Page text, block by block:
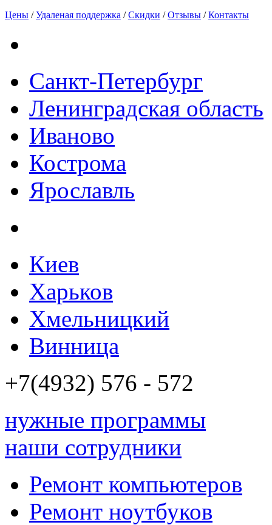
Цены /Удаленая поддержка /Скидки /Отзывы /Контакты
Санкт-Петербург
Ленинградская область
Иваново
Кострома
Ярославль
Киев
Харьков
Хмельницкий
Винница
+7(4932) 576 - 572
нужные программы
наши сотрудники
Ремонт компьютеров
Ремонт ноутбуков